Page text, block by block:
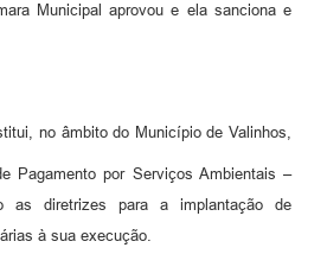
Municipal aprovou e ela sanciona e
no âmbito do Município de Valinhos,
Pagamento por Serviços Ambientais –
as diretrizes para a implantação de
à sua execução.